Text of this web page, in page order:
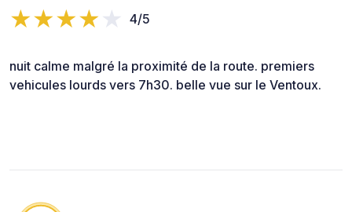
4/5
nuit calme malgré la proximité de la route. premiers
vehicules lourds vers 7h30. belle vue sur le Ventoux.